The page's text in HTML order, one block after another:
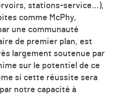
stations-service…),
comme McPhy,
une communauté
de premier plan, est
largement soutenue par
sur le potentiel de ce
si cette réussite sera
notre capacité à